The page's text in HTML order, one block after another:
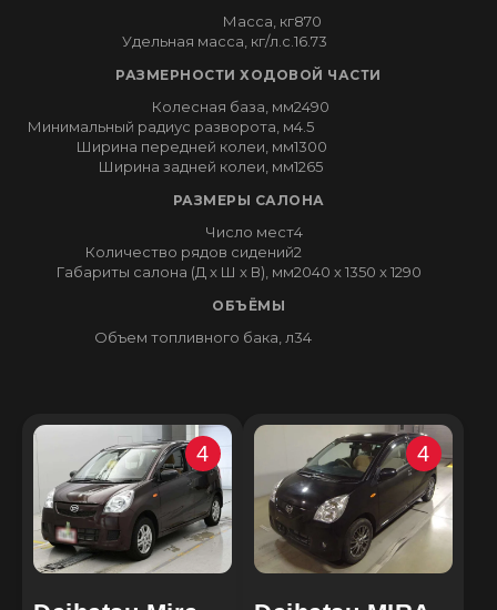
Масса, кг870
Удельная масса, кг/л.с. 16.73
РАЗМЕРНОСТИ ХОДОВОЙ ЧАСТИ
Колесная база, мм2490
Минимальный радиус разворота, м4.5
Ширина передней колеи, мм1300
Ширина задней колеи, мм1265
РАЗМЕРЫ САЛОНА
Число мест4
Количество рядов сидений2
Габариты салона (Д x Ш x В), мм2040 x 1350 x 1290
ОБЪЁМЫ
Объем топливного бака, л34
4 4